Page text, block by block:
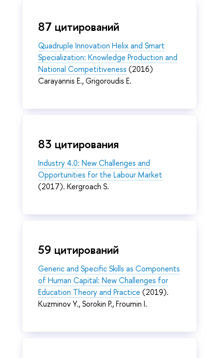
87 цитирований
Quadruple Innovation Helix and Smart
Specialization: Knowledge Production and
National Competitiveness (2016)
Carayannis E., Grigoroudis E.
83 цитирования
Industry 4.0: New Challenges and
Opportunities for the Labour Market
(2017). Kergroach S.
59 цитирований
Generic and Specific Skills as Components
of Human Capital: New Challenges for
Education Theory and Practice (2019).
Kuzminov Y., Sorokin P., Froumin I.